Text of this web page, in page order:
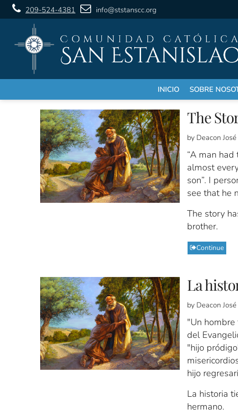
209-524-4381 info@ststanscc.org
INICIO SOBRE
The
by Deacon
“A man
almost
son”. I
see that he
The story
brother.
Continue
La
by Deacon
"Un hombre
del
"hijo
hijo
La historia
hermano.